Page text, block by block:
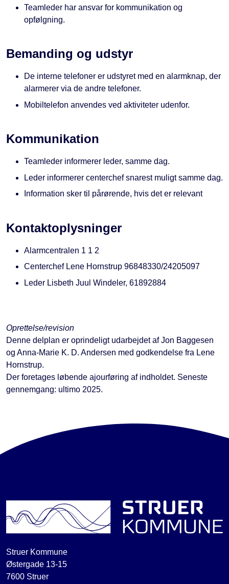
Teamleder har ansvar for kommunikation og
opfølgning.
Bemanding og udstyr
De interne telefoner er udstyret med en alarmknap, der
alarmerer via de andre telefoner.
Mobiltelefon anvendes ved aktiviteter udenfor.
Kommunikation
Teamleder informerer leder, samme dag.
Leder informerer centerchef snarest muligt samme dag.
Information sker til pårørende, hvis det er relevant
Kontaktoplysninger
Alarmcentralen 1 1 2
Centerchef Lene Hornstrup 96848330/24205097
Leder Lisbeth Juul Windeler, 61892884
Oprettelse/revision
Denne delplan er oprindeligt udarbejdet af Jon Baggesen
og Anna-Marie K. D. Andersen med godkendelse fra Lene
Hornstrup.
Der foretages løbende ajourføring af indholdet. Seneste
gennemgang: ultimo 2025.
Struer Kommune
Østergade 13-15
7600 Struer